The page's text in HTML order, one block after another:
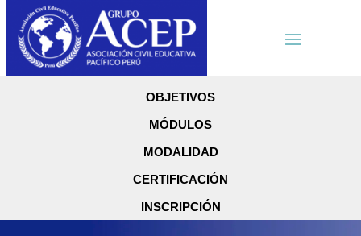
OBJETIVOS
MÓDULOS
MODALIDAD
CERTIFICACIÓN
INSCRIPCIÓN